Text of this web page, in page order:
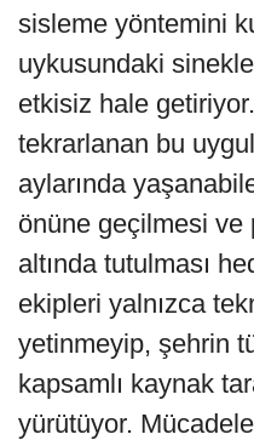
sisleme yöntemini
uykusundaki
etkisiz hale
tekrarlanan bu
aylarında
önüne geçilmesi ve
altında tutulması
ekipleri yalnızca
yetinmeyip, şehrin
kapsamlı kaynak
yürütüyor.